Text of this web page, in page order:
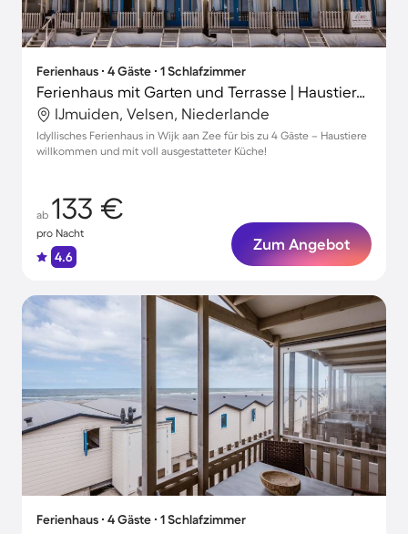
Ferienhaus ∙ 4 Gäste ∙ 1 Schlafzimmer
Ferienhaus mit Garten und Terrasse | Haustiere erlaubt
IJmuiden, Velsen, Niederlande
Idyllisches Ferienhaus in Wijk aan Zee für bis zu 4 Gäste – Haustiere
willkommen und mit voll ausgestatteter Küche!
ab 133 €
pro Nacht
4.6
Zum Angebot
Ferienhaus ∙ 4 Gäste ∙ 1 Schlafzimmer